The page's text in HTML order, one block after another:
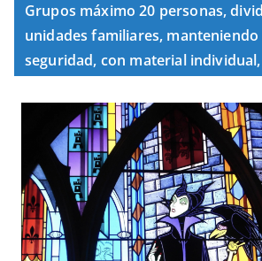
Grupos máximo 20 personas,
unidades familiares,
seguridad, con material